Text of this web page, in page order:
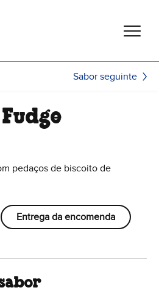
Sabor seguinte
pedaços de biscoito de
Entrega da encomenda